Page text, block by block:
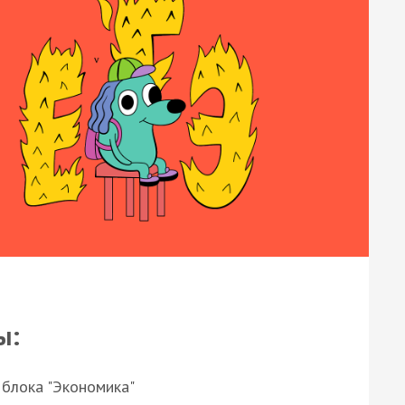
"Экономика"